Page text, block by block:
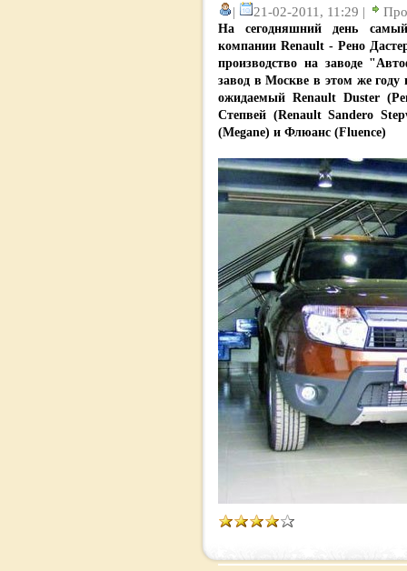
| 21-02-2011, 11:29 |
На сегодняшний день
компании Renault - Рено
производство на заводе
завод в Москве в этом же году
ожидаемый Renault Duster
Степвей (Renault Sandero
(Megane) и Флюанс (Fluence)